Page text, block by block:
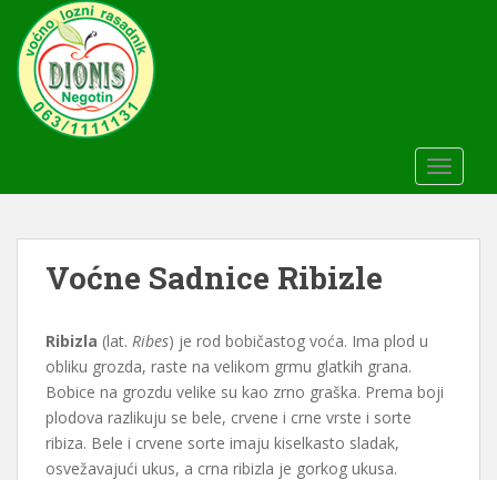
a
Voćne Sadnice Ribizle
Ribizla (lat. Ribes) je rod bobičastog voća. Ima plod u
obliku grozda, raste na velikom grmu glatkih grana.
Bobice na grozdu velike su kao zrno graška. Prema boji
plodova razlikuju se bele, crvene i crne vrste i sorte
ribiza. Bele i crvene sorte imaju kiselkasto sladak,
osvežavajući ukus, a crna ribizla je gorkog ukusa.